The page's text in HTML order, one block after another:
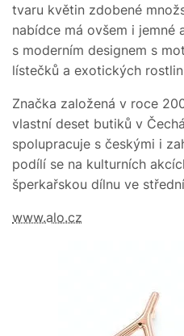
tvaru květin zdobené
nabídce má ovšem i jemné
s moderním designem s
lístečků a exotických
Značka založená v roce
vlastní deset butiků v
spolupracuje s českými i
podílí se na kulturních
šperkařskou dílnu ve
www.alo.cz